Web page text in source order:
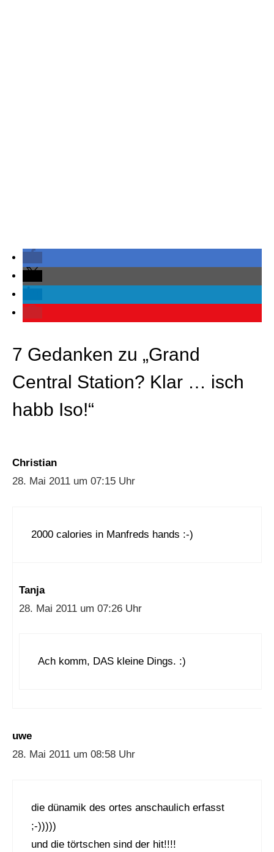
7 Gedanken zu „Grand
Central Station? Klar … isch
habb Iso!“
Christian
28. Mai 2011 um 07:15 Uhr
2000 calories in Manfreds hands :-)
Tanja
28. Mai 2011 um 07:26 Uhr
Ach komm, DAS kleine Dings. :)
uwe
28. Mai 2011 um 08:58 Uhr
die dünamik des ortes anschaulich erfasst
;-)))))
und die törtschen sind der hit!!!!